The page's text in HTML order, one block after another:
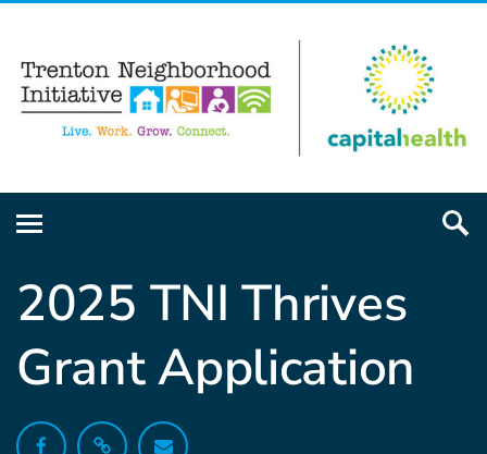
2025 TNI Thrives
Grant Application